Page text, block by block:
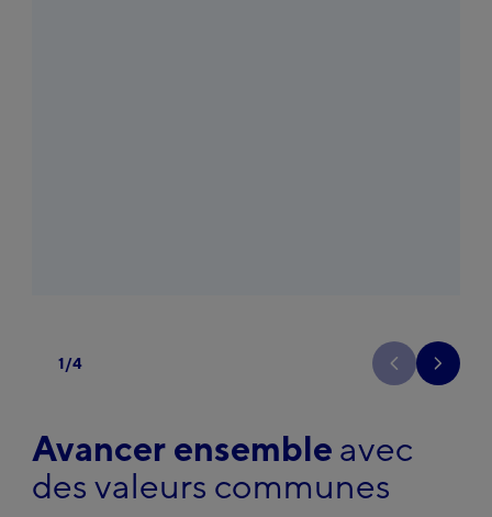
Précedent
1/4 Suivant
Avancer ensemble avec
des valeurs communes